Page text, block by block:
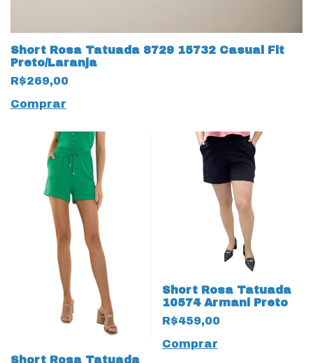
Short Rosa Tatuada 8729 15732 Casual Fit
Preto/Laranja
R$269,00
Comprar
Short Rosa Tatuada
Short Rosa Tatuada
10574 Armani Preto
R$459,00
Comprar